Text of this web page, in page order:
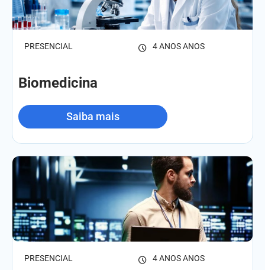
PRESENCIAL 4 ANOS ANOS
Biomedicina
Saiba mais
PRESENCIAL 4 ANOS ANOS